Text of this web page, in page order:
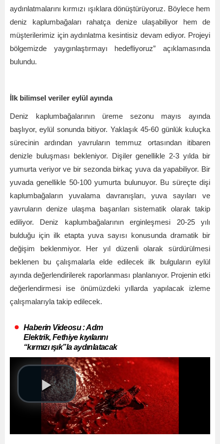
aydınlatmalarını kırmızı ışıklara dönüştürüyoruz. Böylece hem
deniz kaplumbağaları rahatça denize ulaşabiliyor hem de
müşterilerimiz için aydınlatma kesintisiz devam ediyor. Projeyi
bölgemizde yaygınlaştırmayı hedefliyoruz” açıklamasında
bulundu.
İlk bilimsel veriler eylül ayında
Deniz kaplumbağalarının üreme sezonu mayıs ayında
başlıyor, eylül sonunda bitiyor. Yaklaşık 45-60 günlük kuluçka
sürecinin ardından yavruların temmuz ortasından itibaren
denizle buluşması bekleniyor. Dişiler genellikle 2-3 yılda bir
yumurta veriyor ve bir sezonda birkaç yuva da yapabiliyor. Bir
yuvada genellikle 50-100 yumurta bulunuyor. Bu süreçte dişi
kaplumbağaların yuvalama davranışları, yuva sayıları ve
yavruların denize ulaşma başarıları sistematik olarak takip
ediliyor. Deniz kaplumbağalarının erginleşmesi 20-25 yılı
bulduğu için ilk etapta yuva sayısı konusunda dramatik bir
değişim beklenmiyor. Her yıl düzenli olarak sürdürülmesi
beklenen bu çalışmalarla elde edilecek ilk bulguların eylül
ayında değerlendirilerek raporlanması planlanıyor. Projenin etki
değerlendirmesi ise önümüzdeki yıllarda yapılacak izleme
çalışmalarıyla takip edilecek.
Haberin Videosu : Adm
Elektrik, Fethiye kıyılarını
“kırmızı ışık”la aydınlatacak